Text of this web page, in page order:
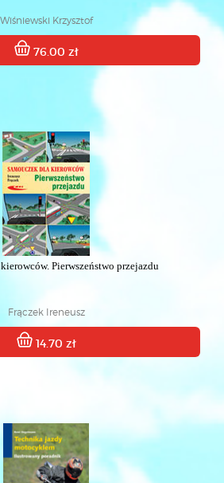
Wiśniewski Krzysztof
76.00 zł
Pierwszeństwo przejazdu
Frączek Ireneusz
14.70 zł